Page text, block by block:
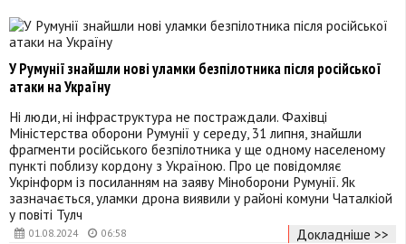
01.08.2024 06:58
У Румунії знайшли нові уламки безпілотника після російської
атаки на Україну
Ні люди, ні інфраструктура не постраждали. Фахівці
Міністерства оборони Румунії у середу, 31 липня, знайшли
фрагменти російського безпілотника у ще одному населеному
пункті поблизу кордону з Україною. Про це повідомляє
Укрінформ із посиланням на заяву Міноборони Румунії. Як
зазначається, уламки дрона виявили у районі комуни Чаталкіой
у повіті Тулч
Докладніше >>